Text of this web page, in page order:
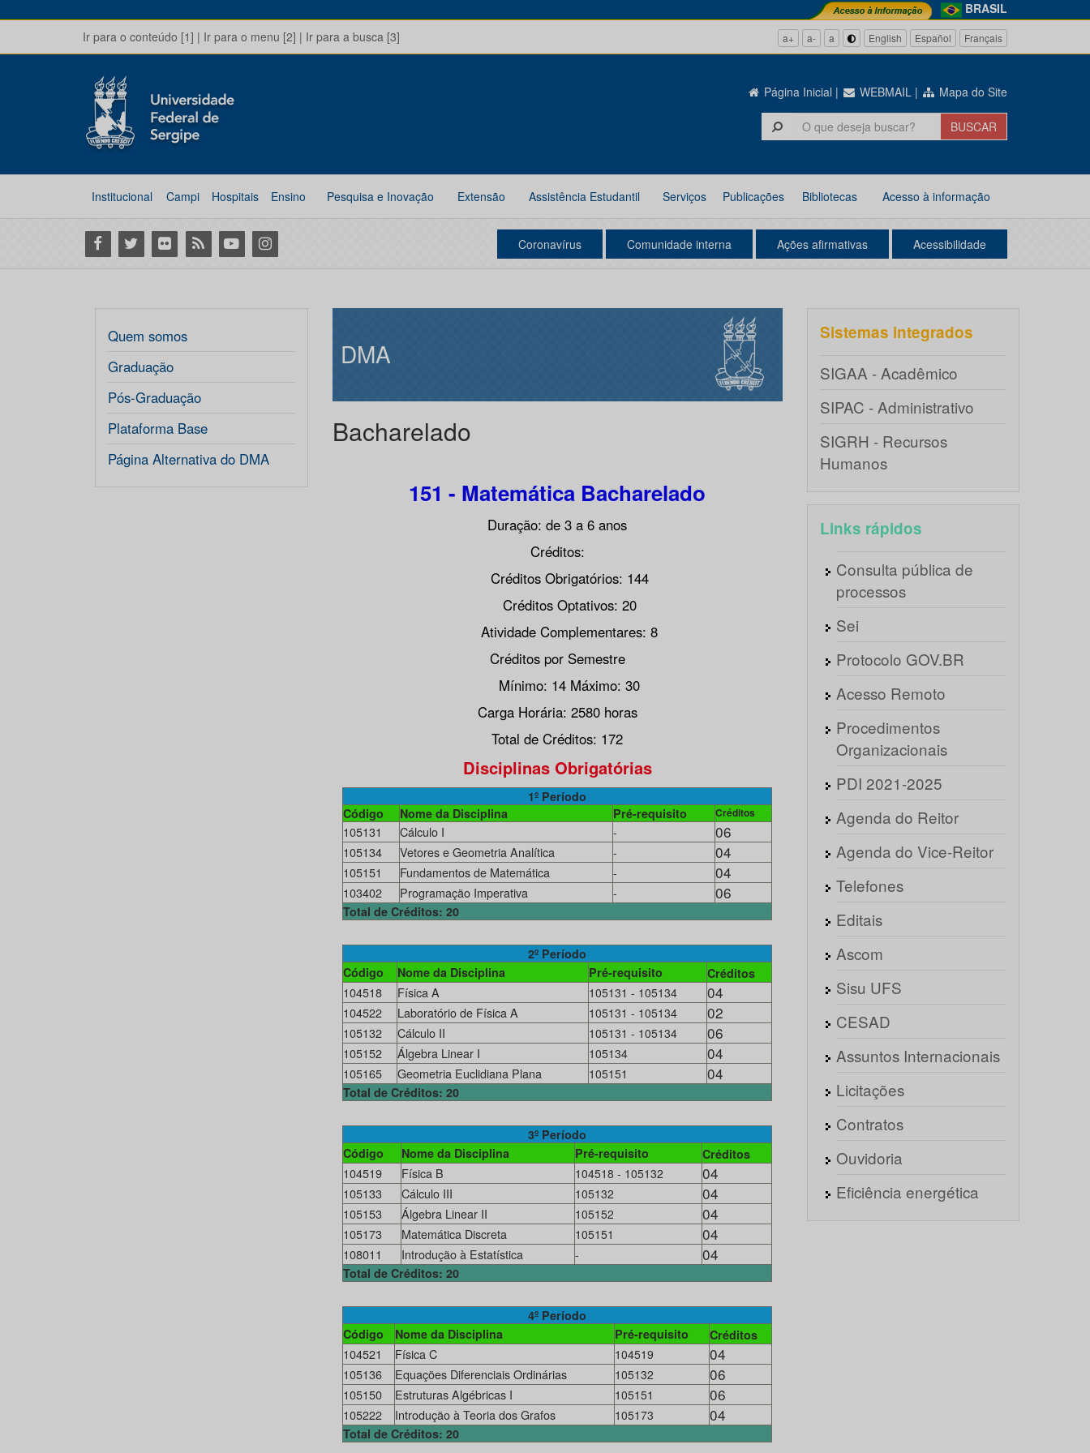
BRASIL
Ir para o conteúdo [1] | Ir para o menu [2] | Ir para a busca [3] a+ a- a English Español Français
Página Inicial | WEBMAIL | Mapa do Site
Institucional Campi Hospitais Ensino Pesquisa e Inovação Extensão Assistência Estudantil Serviços Publicações Bibliotecas Acesso à informação
Facebook
Twitter Flickr RSS YoutubeInstagram Coronavírus Comunidade interna Ações afirmativas Acessibilidade
Quem somos
Graduação
Pós-Graduação
Plataforma Base
Página Alternativa do DMA
DMA
Bacharelado
151 - Matemática Bacharelado
Duração: de 3 a 6 anos
Créditos:
Créditos Obrigatórios: 144
Créditos Optativos: 20
Atividade Complementares: 8
Créditos por Semestre
Mínimo: 14 Máximo: 30
Carga Horária: 2580 horas
Total de Créditos: 172
Disciplinas Obrigatórias
1º Período
Código
Nome da Disciplina Pré-requisito Créditos
105131 Cálculo I - 06
105134 Vetores e Geometria Analítica - 04
105151 Fundamentos de Matemática - 04
103402 Programação Imperativa - 06
Total de Créditos: 20
2º Período
Código
Nome da Disciplina Pré-requisito Créditos
104518 Física A 105131 - 105134 04
104522 Laboratório de Física A 105131 - 105134 02
105132 Cálculo II 105131 - 105134 06
105152 Álgebra Linear I 105134 04
105165 Geometria Euclidiana Plana 105151 04
Total de Créditos: 20
3º Período
Código
Nome da Disciplina Pré-requisito Créditos
104519 Física B 104518 - 105132 04
105133 Cálculo III 105132 04
105153 Álgebra Linear II 105152 04
105173 Matemática Discreta 105151 04
108011 Introdução à Estatística - 04
Total de Créditos: 20
4º Período
Código
Nome da Disciplina Pré-requisito Créditos
104521 Física C 104519 04
105136 Equações Diferenciais Ordinárias 105132 06
105150 Estruturas Algébricas I 105151 06
105222 Introdução à Teoria dos Grafos 105173 04
Total de Créditos: 20
Sistemas integrados
SIGAA - Acadêmico
SIPAC - Administrativo
SIGRH - Recursos
Humanos
Links rápidos
Consulta pública de
processos
Sei
Protocolo GOV.BR
Acesso Remoto
Procedimentos
Organizacionais
PDI 2021-2025
Agenda do Reitor
Agenda do Vice-Reitor
Telefones
Editais
Ascom
Sisu UFS
CESAD
Assuntos Internacionais
Licitações
Contratos
Ouvidoria
Eficiência energética